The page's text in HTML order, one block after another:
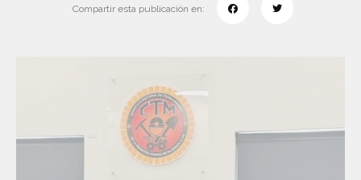
Compartir esta publicación en: